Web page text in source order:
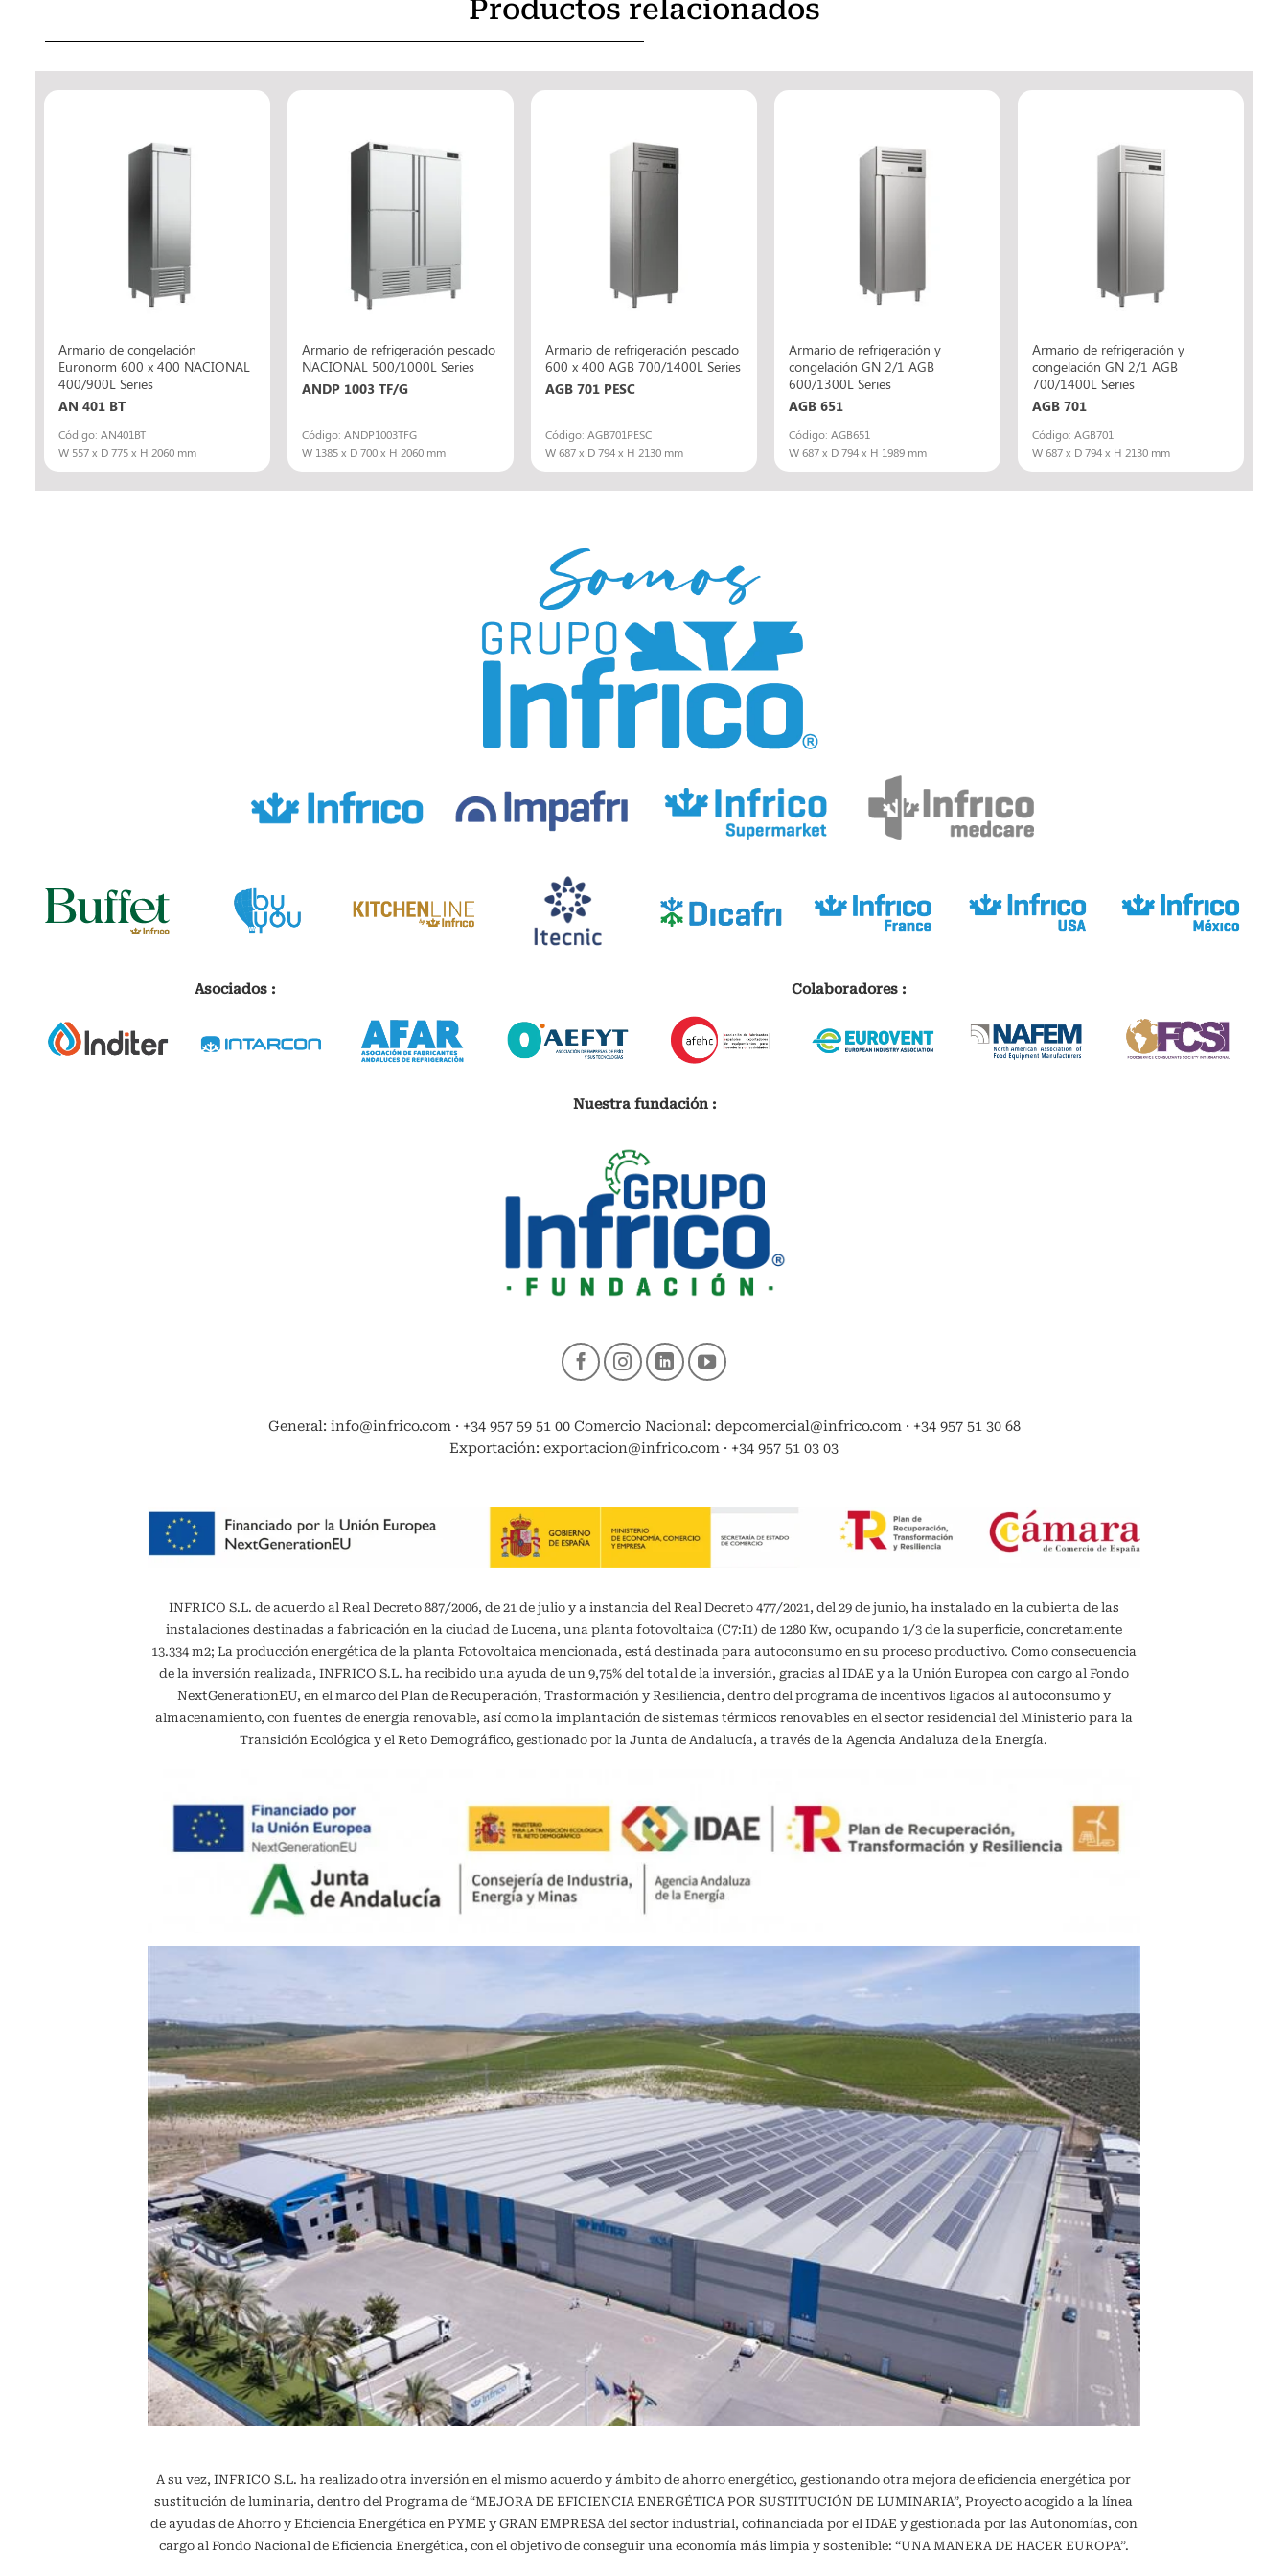
Productos relacionados
Armario de congelación
Euronorm 600 x 400 NACIONAL
400/900L Series
AN 401 BT
Código: AN401BT
W 557 x D 775 x H 2060 mm
Armario de refrigeración pescado
NACIONAL 500/1000L Series
ANDP 1003 TF/G
Código: ANDP1003TFG
W 1385 x D 700 x H 2060 mm
Armario de refrigeración pescado
600 x 400 AGB 700/1400L Series
AGB 701 PESC
Código: AGB701PESC
W 687 x D 794 x H 2130 mm
Armario de refrigeración y
congelación GN 2/1 AGB
600/1300L Series
AGB 651
Código: AGB651
W 687 x D 794 x H 1989 mm
Armario de refrigeración y
congelación GN 2/1 AGB
700/1400L Series
AGB 701
Código: AGB701
W 687 x D 794 x H 2130 mm
Asociados : Colaboradores :
Nuestra fundación :
General: info@infrico.com · +34 957 59 51 00 Comercio Nacional: depcomercial@infrico.com · +34 957 51 30 68
Exportación: exportacion@infrico.com · +34 957 51 03 03
INFRICO S.L. de acuerdo al Real Decreto 887/2006, de 21 de julio y a instancia del Real Decreto 477/2021, del 29 de junio, ha instalado en la cubierta de las
instalaciones destinadas a fabricación en la ciudad de Lucena, una planta fotovoltaica (C7:I1) de 1280 Kw, ocupando 1/3 de la superficie, concretamente
13.334 m2; La producción energética de la planta Fotovoltaica mencionada, está destinada para autoconsumo en su proceso productivo. Como consecuencia
de la inversión realizada, INFRICO S.L. ha recibido una ayuda de un 9,75% del total de la inversión, gracias al IDAE y a la Unión Europea con cargo al Fondo
NextGenerationEU, en el marco del Plan de Recuperación, Trasformación y Resiliencia, dentro del programa de incentivos ligados al autoconsumo y
almacenamiento, con fuentes de energía renovable, así como la implantación de sistemas térmicos renovables en el sector residencial del Ministerio para la
Transición Ecológica y el Reto Demográfico, gestionado por la Junta de Andalucía, a través de la Agencia Andaluza de la Energía.
A su vez, INFRICO S.L. ha realizado otra inversión en el mismo acuerdo y ámbito de ahorro energético, gestionando otra mejora de eficiencia energética por
sustitución de luminaria, dentro del Programa de “MEJORA DE EFICIENCIA ENERGÉTICA POR SUSTITUCIÓN DE LUMINARIA”, Proyecto acogido a la línea
de ayudas de Ahorro y Eficiencia Energética en PYME y GRAN EMPRESA del sector industrial, cofinanciada por el IDAE y gestionada por las Autonomías, con
cargo al Fondo Nacional de Eficiencia Energética, con el objetivo de conseguir una economía más limpia y sostenible: “UNA MANERA DE HACER EUROPA”.